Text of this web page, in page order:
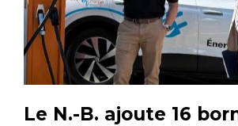
Le N.-B. ajoute 16